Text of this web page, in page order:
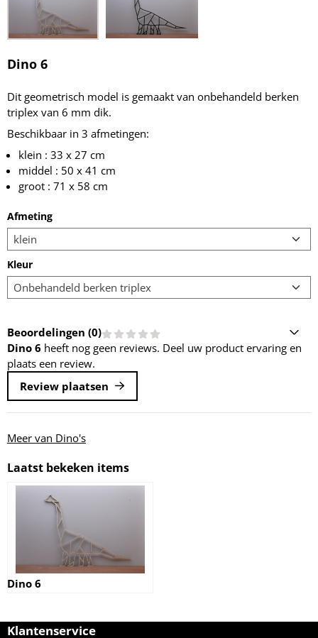
Dino 6
Dit geometrisch model is gemaakt van onbehandeld berken
triplex van 6 mm dik.
Beschikbaar in 3 afmetingen:
klein : 33 x 27 cm
middel : 50 x 41 cm
groot : 71 x 58 cm
Afmeting
Kleur
Beoordelingen (0)
Dino 6 heeft nog geen reviews. Deel uw product ervaring en
plaats een review.
Review plaatsen
Meer van Dino's
Laatst bekeken items
Dino 6
Klantenservice